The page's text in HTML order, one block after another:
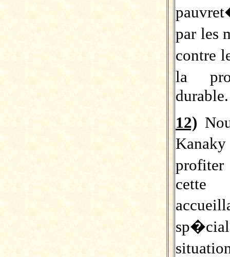
par les
contre
la
durable.
12)
profiter
cette